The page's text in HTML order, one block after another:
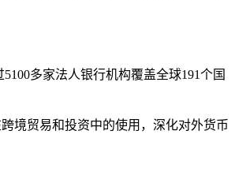
多家法人银行机构覆盖全球191个国
境贸易和投资中的使用，深化对外货币